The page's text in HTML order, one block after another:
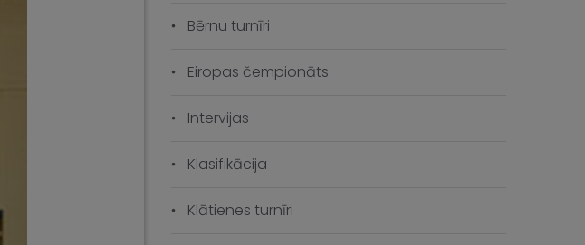
Bērnu turnīri
Eiropas čempionāts
Intervijas
Klasifikācija
Klātienes turnīri